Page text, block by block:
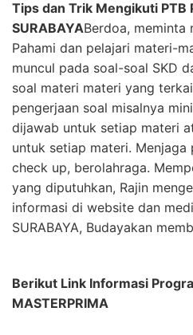
Tips dan Trik Mengikuti PTB
SURABAYABerdoa, meminta
Pahami dan pelajari materi-
muncul pada soal-soal SKD
soal materi materi yang
pengerjaan soal misalnya
dijawab untuk setiap materi
untuk setiap materi.
check up, berolahraga.
yang diputuhkan, Rajin
informasi di website dan
SURABAYA, Budayakan
Berikut Link Informasi
MASTERPRIMA